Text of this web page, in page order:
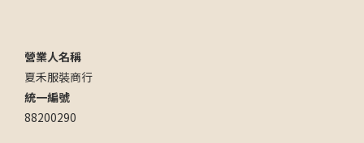
營業人名稱
夏禾服裝商行
統一編號
88200290